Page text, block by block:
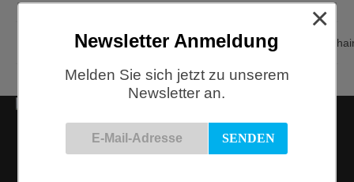
Wendelbo, Mango Lounge
Newsletter Anmeldung
Melden Sie sich jetzt zu unserem
Newsletter an.
×